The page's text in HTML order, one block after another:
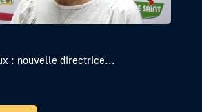
: nouvelle directrice...